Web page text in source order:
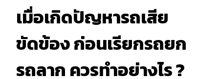
เมื่อเกิดปัญหารถเสีย
ขัดข้อง ก่อนเรียกรถยก
รถลาก ควรทำอย่างไร ?